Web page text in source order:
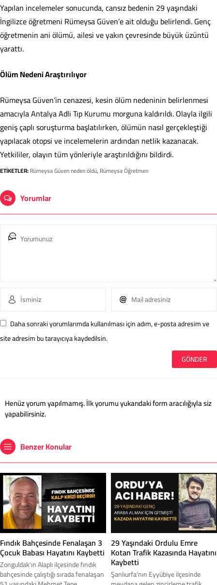
Yapılan incelemeler sonucunda, cansız bedenin 29 yaşındaki
İngilizce öğretmeni Rümeysa Güven’e ait olduğu belirlendi. Genç
öğretmenin ani ölümü, ailesi ve yakın çevresinde büyük üzüntü
yarattı.
Ölüm Nedeni Araştırılıyor
Rümeysa Güven’in cenazesi, kesin ölüm nedeninin belirlenmesi
amacıyla Antalya Adli Tıp Kurumu morguna kaldırıldı. Olayla ilgili
geniş çaplı soruşturma başlatılırken, ölümün nasıl gerçekleştiği
yapılacak otopsi ve incelemelerin ardından netlik kazanacak.
Yetkililer, olayın tüm yönleriyle araştırıldığını bildirdi.
ETİKETLER:Rümeysa Güven neden öldü, Rümeysa Öğretmen
Yorumlar
Daha sonraki yorumlarımda kullanılması için adım, e-posta adresim ve
site adresim bu tarayıcıya kaydedilsin.
Henüz yorum yapılmamış. İlk yorumu yukarıdaki form aracılığıyla siz
yapabilirsiniz.
Benzer Konular
Fındık Bahçesinde Fenalaşan 3
Çocuk Babası Hayatını Kaybetti
Zonguldak'ın Alaplı ilçesinde fındık
bahçesinde çalıştığı sırada fenalaşan
29 Yaşındaki Ordulu Emre
Kotan Trafik Kazasında Hayatını
Kaybetti
Şanlıurfa'nın Eyyübiye ilçesinde